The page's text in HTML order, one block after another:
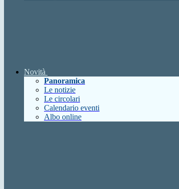
Novità
Panoramica
Le notizie
Le circolari
Calendario eventi
Albo online